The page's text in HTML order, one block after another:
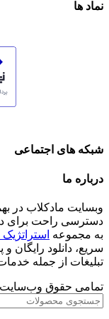
نماد ها
شبکه های اجتماعی
درباره ما
دسترسی راحت برای
به مجموعه
سریع، دانلود رایگان
تبلیغات از جمله
تمامی حقوق وب‌سایت